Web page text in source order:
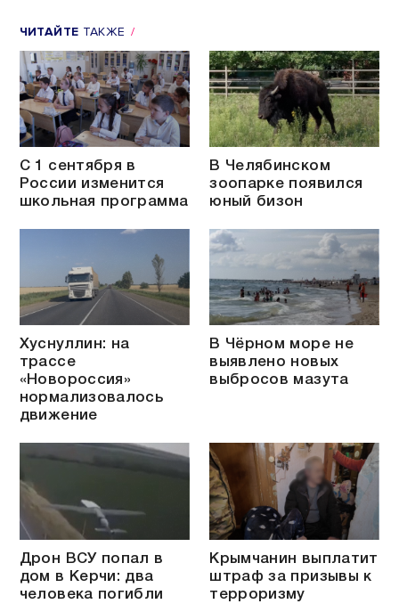
ЧИТАЙТЕ ТАКЖЕ
С 1 сентября в
России изменится
школьная программа
В Челябинском
зоопарке появился
юный бизон
Хуснуллин: на
трассе
«Новороссия»
нормализовалось
движение
В Чёрном море не
выявлено новых
выбросов мазута
Дрон ВСУ попал в
дом в Керчи: два
человека погибли
Крымчанин выплатит
штраф за призывы к
терроризму